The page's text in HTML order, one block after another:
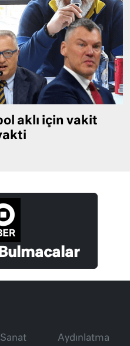
aklı için vakit
Aydınlatma